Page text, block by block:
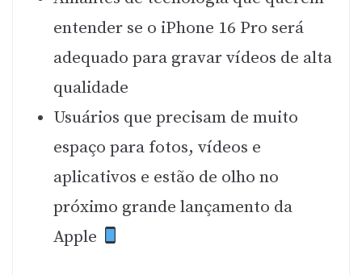
entender se o iPhone 16 Pro será
adequado para gravar vídeos de alta
qualidade
Usuários que precisam de muito
espaço para fotos, vídeos e
aplicativos e estão de olho no
próximo grande lançamento da
Apple